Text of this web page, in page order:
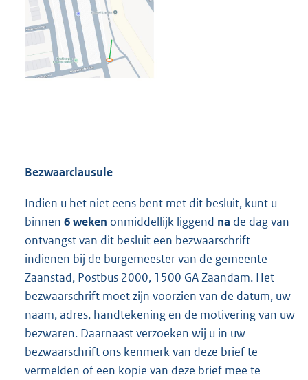
Bezwaarclausule
Indien u het niet eens bent met dit besluit, kunt u
binnen 6 weken onmiddellijk liggend na de dag van
ontvangst van dit besluit een bezwaarschrift
indienen bij de burgemeester van de gemeente
Zaanstad, Postbus 2000, 1500 GA Zaandam. Het
bezwaarschrift moet zijn voorzien van de datum, uw
naam, adres, handtekening en de motivering van uw
bezwaren. Daarnaast verzoeken wij u in uw
bezwaarschrift ons kenmerk van deze brief te
vermelden of een kopie van deze brief mee te